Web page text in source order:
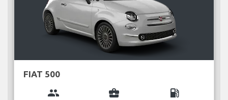
FIAT 500
group business_center local_gas_station